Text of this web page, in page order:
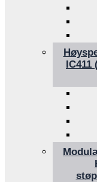
IC411